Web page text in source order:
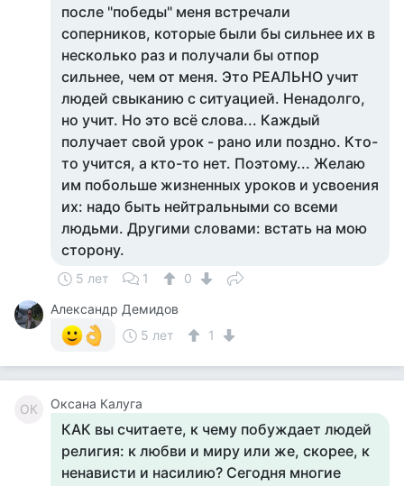
после "победы" меня встречали
соперников, которые были бы сильнее их в
несколько раз и получали бы отпор
сильнее, чем от меня. Это РЕАЛЬНО учит
людей свыканию с ситуацией. Ненадолго,
но учит. Но это всё слова... Каждый
получает свой урок - рано или поздно. Кто-
то учится, а кто-то нет. Поэтому... Желаю
им побольше жизненных уроков и усвоения
их: надо быть нейтральными со всеми
людьми. Другими словами: встать на мою
сторону.
5 лет 1
0
Александр Демидов
5 лет
1
ОК Оксана Калуга
КАК вы считаете, к чему побуждает людей
религия: к любви и миру или же, скорее, к
ненависти и насилию? Сегодня многие